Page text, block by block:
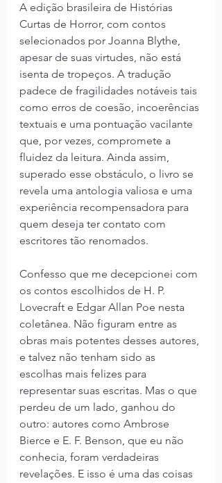
A edição brasileira de Histórias
Curtas de Horror, com contos
selecionados por Joanna Blythe,
apesar de suas virtudes, não está
isenta de tropeços. A tradução
padece de fragilidades notáveis tais
como erros de coesão, incoerências
textuais e uma pontuação vacilante
que, por vezes, compromete a
fluidez da leitura. Ainda assim,
superado esse obstáculo, o livro se
revela uma antologia valiosa e uma
experiência recompensadora para
quem deseja ter contato com
escritores tão renomados.
Confesso que me decepcionei com
os contos escolhidos de H. P.
Lovecraft e Edgar Allan Poe nesta
coletânea. Não figuram entre as
obras mais potentes desses autores,
e talvez não tenham sido as
escolhas mais felizes para
representar suas escritas. Mas o que
perdeu de um lado, ganhou do
outro: autores como Ambrose
Bierce e E. F. Benson, que eu não
conhecia, foram verdadeiras
revelações. E isso é uma das coisas